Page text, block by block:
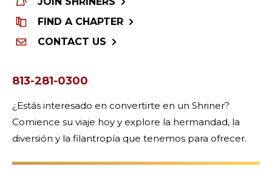
FIND A CHAPTER
CONTACT US
813-281-0300
¿Estás interesado en convertirte en un Shriner?
Comience su viaje hoy y explore la hermandad, la
diversión y la filantropía que tenemos para ofrecer.